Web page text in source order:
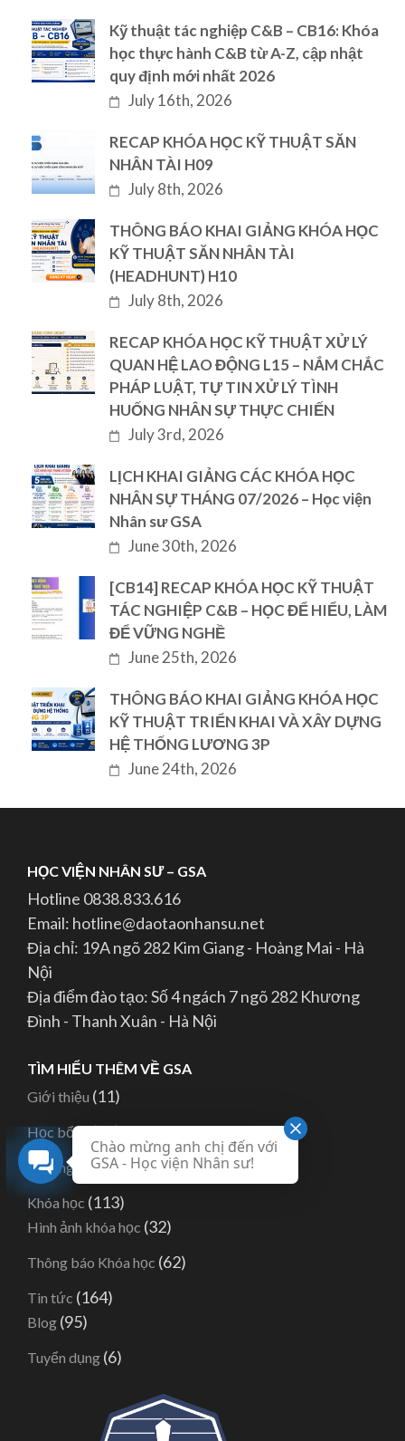
Kỹ thuật tác nghiệp C&B – CB16: Khóa
học thực hành C&B từ A-Z, cập nhật
quy định mới nhất 2026
July 16th, 2026
RECAP KHÓA HỌC KỸ THUẬT SĂN
NHÂN TÀI H09
July 8th, 2026
THÔNG BÁO KHAI GIẢNG KHÓA HỌC
KỸ THUẬT SĂN NHÂN TÀI
(HEADHUNT) H10
July 8th, 2026
RECAP KHÓA HỌC KỸ THUẬT XỬ LÝ
QUAN HỆ LAO ĐỘNG L15 – NẮM CHẮC
PHÁP LUẬT, TỰ TIN XỬ LÝ TÌNH
HUỐNG NHÂN SỰ THỰC CHIẾN
July 3rd, 2026
LỊCH KHAI GIẢNG CÁC KHÓA HỌC
NHÂN SỰ THÁNG 07/2026 – Học viện
Nhân sư GSA
June 30th, 2026
[CB14] RECAP KHÓA HỌC KỸ THUẬT
TÁC NGHIỆP C&B – HỌC ĐỂ HIỂU, LÀM
ĐỂ VỮNG NGHỀ
June 25th, 2026
THÔNG BÁO KHAI GIẢNG KHÓA HỌC
KỸ THUẬT TRIỂN KHAI VÀ XÂY DỰNG
HỆ THỐNG LƯƠNG 3P
June 24th, 2026
HỌC VIỆN NHÂN SƯ – GSA
Hotline 0838.833.616
Email: hotline@daotaonhansu.net
Địa chỉ: 19A ngõ 282 Kim Giang - Hoàng Mai - Hà
Nội
Địa điểm đào tạo: Số 4 ngách 7 ngõ 282 Khương
Đình - Thanh Xuân - Hà Nội
TÌM HIỂU THÊM VỀ GSA
Giới thiệu (11)
Học bổng(82)
Hướng dẫn(1)
Khóa học (113)
Hình ảnh khóa học (32)
Thông báo Khóa học (62)
Tin tức (164)
Blog (95)
Tuyển dụng (6)
Chào mừng anh chị đến với
GSA - Học viện Nhân sư!